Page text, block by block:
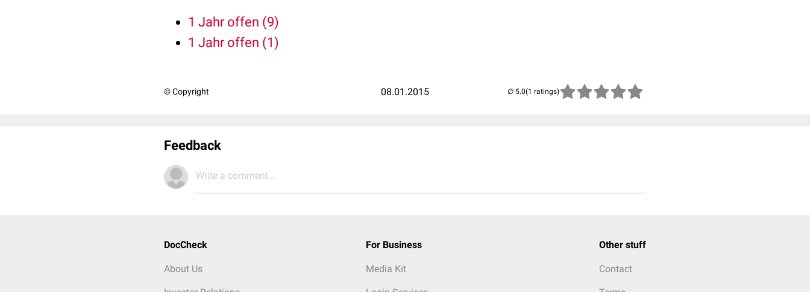
1 Jahr offen (9)
1 Jahr offen (1)
© Copyright 08.01.2015 (1 ratings)
Feedback
Write a comment...
DocCheck
About Us
For Business
Media Kit
Other stuff
Contact